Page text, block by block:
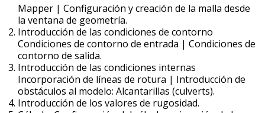
Mapper | Configuración y creación de la malla desde
la ventana de geometría.
Introducción de las condiciones de contorno
Condiciones de contorno de entrada | Condiciones de
contorno de salida.
Introducción de las condiciones internas
Incorporación de líneas de rotura | Introducción de
obstáculos al modelo: Alcantarillas (culverts).
Introducción de los valores de rugosidad.